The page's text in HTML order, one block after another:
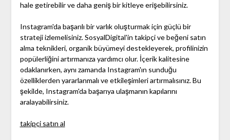
hale getirebilir ve daha geniş bir kitleye erişebilirsiniz.
Instagram'da başarılı bir varlık oluşturmak için güçlü bir
strateji izlemelisiniz. SosyalDigital'in takipçi ve beğeni satın
alma teknikleri, organik büyümeyi destekleyerek, profilinizin
popülerliğini artırmanıza yardımcı olur. İçerik kalitesine
odaklanırken, aynı zamanda Instagram'ın sunduğu
özelliklerden yararlanmalı ve etkileşimleri artırmalısınız. Bu
şekilde, Instagram'da başarıya ulaşmanın kapılarını
aralayabilirsiniz.
takipçi satın al